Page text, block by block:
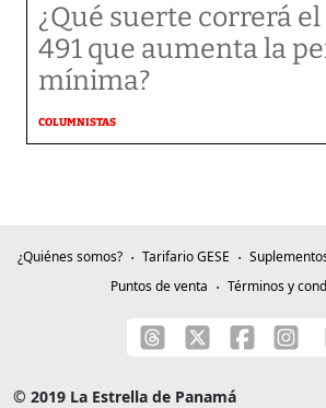
¿Qué suerte correrá
491 que aumenta la
mínima?
COLUMNISTAS
¿Quiénes somos? Tarifario GESE
Puntos de venta
Términos y
© 2019 La Estrella de Panamá